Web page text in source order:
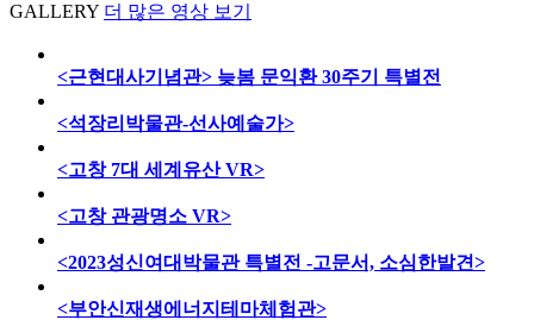
GALLERY 더 많은 영상 보기
<근현대사기념관> 늦봄 문익환 30주기 특별전
<석장리박물관-선사예술가>
<고창 7대 세계유산 VR>
<고창 관광명소 VR>
<2023성신여대박물관 특별전 -고문서, 소심한발견>
<부안신재생에너지테마체험관>